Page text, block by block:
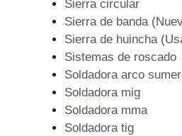
Sierra circular
Sierra de banda
Sierra de huincha
Sistemas de roscado
Soldadora arco
Soldadora mig
Soldadora mma
Soldadora tig